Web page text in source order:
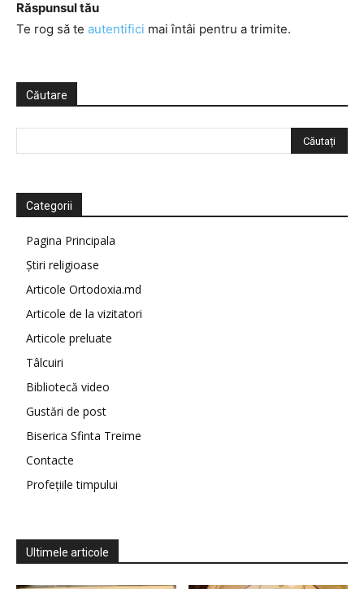
Răspunsul tău
Te rog să te autentifici mai întâi pentru a trimite.
Căutare
Categorii
Pagina Principala
Știri religioase
Articole Ortodoxia.md
Articole de la vizitatori
Articole preluate
Tâlcuiri
Bibliotecă video
Gustări de post
Biserica Sfinta Treime
Contacte
Profețiile timpului
Ultimele articole